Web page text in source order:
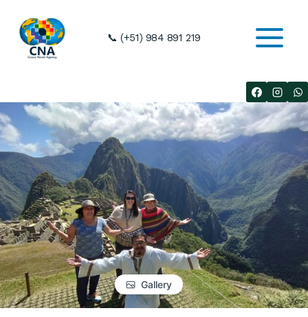
content
📞 (+51) 984 891 219
Gallery